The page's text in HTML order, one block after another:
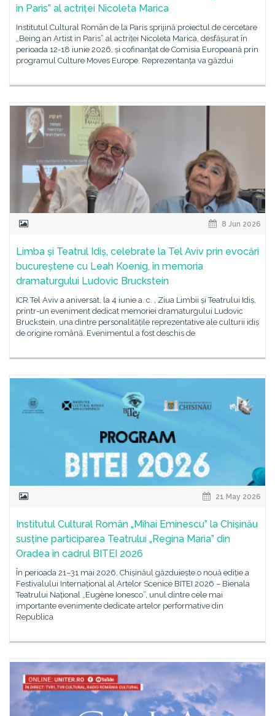
in Paris” al actriței Nicoleta Marica
Institutul Cultural Român de la Paris sprijină proiectul de cercetare
„Being an Artist in Paris” al actriței Nicoleta Marica, desfășurat în
perioada 12-18 iunie 2026, și cofinanțat de Comisia Europeană prin
programul Culture Moves Europe. Reprezentanța va găzdui
8 Jun 2026
Limba și Teatrul Idiș, celebrate la Tel Aviv prin evocări
bucureștene cu Leah Koenig, în memoria
dramaturgului Ludovic Bruckstein
ICR Tel Aviv a aniversat, la 4 iunie a. c. , Ziua Limbii și Teatrului Idiș,
printr-un eveniment dedicat memoriei dramaturgului Ludovic
Bruckstein, una dintre personalitățile reprezentative ale culturii idiș
de origine română. Evenimentul a fost deschis de
21 May 2026
Institutul Cultural Român „Mihai Eminescu” la Chișinău
susține participarea Teatrului „Regina Maria” din
Oradea în cadrul BITEI 2026
În perioada 21–31 mai 2026, Chișinăul găzduiește o nouă ediție a
Festivalului Internațional al Artelor Scenice BITEI 2026 – Bienala
Teatrului Național „Eugène Ionesco”, unul dintre cele mai
importante evenimente dedicate artelor performative din
Republica